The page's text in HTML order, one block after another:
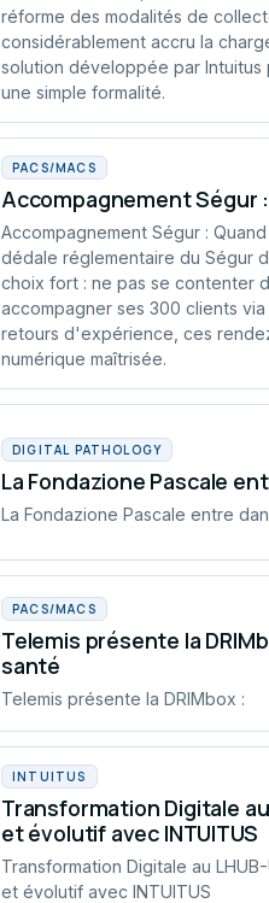
réforme des modalités de
considérablement accru la
solution développée par
une simple formalité.
PACS/MACS
Accompagnement Ségur
Accompagnement Ségur :
dédale réglementaire du Ségur
choix fort : ne pas se contenter
accompagner ses 300 clients
retours d'expérience, ces
numérique maîtrisée.
DIGITAL PATHOLOGY
La Fondazione Pascale
La Fondazione Pascale entre
PACS/MACS
Telemis présente la
santé
Telemis présente la DRIMbox :
INTUITUS
Transformation Digitale
et évolutif avec INTUITUS
Transformation Digitale au
et évolutif avec INTUITUS